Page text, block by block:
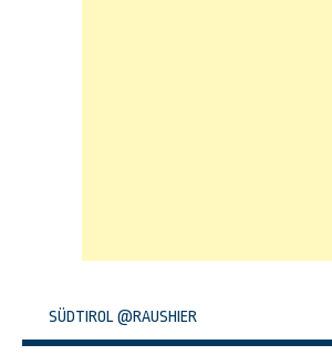
SÜDTIROL @RAUSHIER